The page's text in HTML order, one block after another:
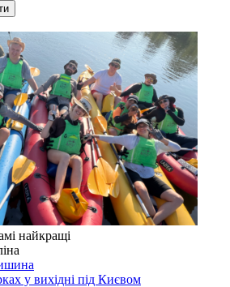
найкращі
у вихідні під Києвом